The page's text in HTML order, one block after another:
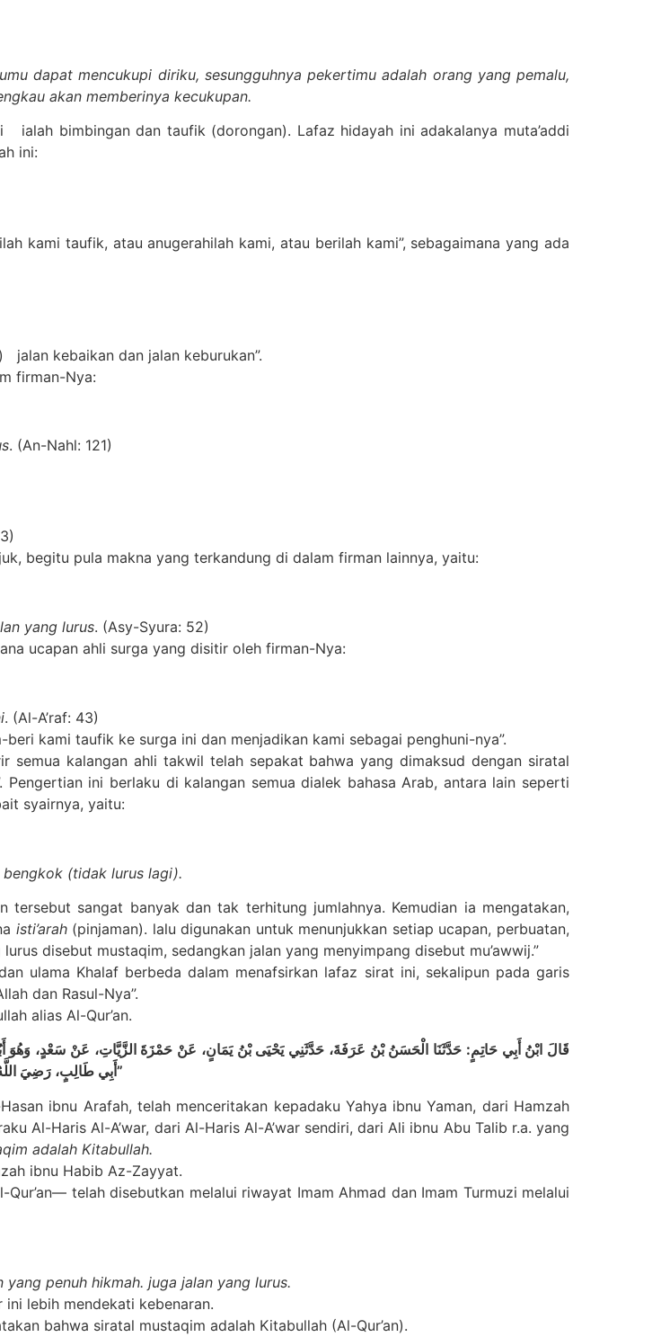
dapat mencukupi diriku, sesungguhnya pekertimu adalah orang yang pemalu,
akan memberinya kecukupan.
dan taufik (dorongan). Lafaz hidayah ini adakalanya muta’addi
ini:
kami taufik, atau anugerahilah kami, atau berilah kami”, sebagaimana yang ada
jalan kebaikan dan jalan keburukan”.
firman-Nya:
. (An-Nahl: 121)
begitu pula makna yang terkandung di dalam firman lainnya, yaitu:
yang lurus. (Asy-Syura: 52)
ucapan ahli surga yang disitir oleh firman-Nya:
. (Al-A’raf: 43)
kami taufik ke surga ini dan menjadikan kami sebagai penghuni-nya”.
semua kalangan ahli takwil telah sepakat bahwa yang dimaksud dengan siratal
ini berlaku di kalangan semua dialek bahasa Arab, antara lain seperti
syairnya, yaitu:
(tidak lurus lagi).
sangat banyak dan tak terhitung jumlahnya. Kemudian ia mengatakan,
isti’arah(pinjaman). lalu digunakan untuk menunjukkan setiap ucapan, perbuatan,
disebut mustaqim, sedangkan jalan yang menyimpang disebut mu’awwij.”
ulama Khalaf berbeda dalam menafsirkan lafaz sirat ini, sekalipun pada garis
dan Rasul-Nya”.
alias Al-Qur’an.
قَالَ ابْنُ أَبِي حَاتِمٍ: حَدَّثَنَا الْحَسَنُ بْنُ عَرَفَةَ، حَدَّثَنِي يَحْيَى بْنُ يَمَانٍ، عَنْ حَمْزَةَ الزَّيَّاتِ، عَنْ سَعْدٍ، وَهُوَ
أَبِي طَالِبٍ، رَضِيَ اللَّهُ عَنْهُ، قَالَ: قَالَ رَسُولُ اللَّهِ صَلَّى اللَّهُ عَلَيْهِ وَسَلَّمَ: “الصِّرَاطُ الْمُسْتَقِيمُ كِتَابُ اللَّهِ”
ibnu Arafah, telah menceritakan kepadaku Yahya ibnu Yaman, dari Hamzah
Al-Haris Al-A’war, dari Al-Haris Al-A’war sendiri, dari Ali ibnu Abu Talib r.a. yang
adalah Kitabullah.
ibnu Habib Az-Zayyat.
telah disebutkan melalui riwayat Imam Ahmad dan Imam Turmuzi melalui
penuh hikmah. juga jalan yang lurus.
lebih mendekati kebenaran.
bahwa siratal mustaqim adalah Kitabullah (Al-Qur’an).